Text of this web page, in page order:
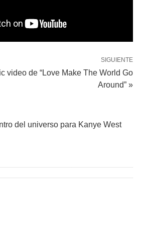
SIGUIENTE
video de “Love Make The World Go
Around” »
del universo para Kanye West